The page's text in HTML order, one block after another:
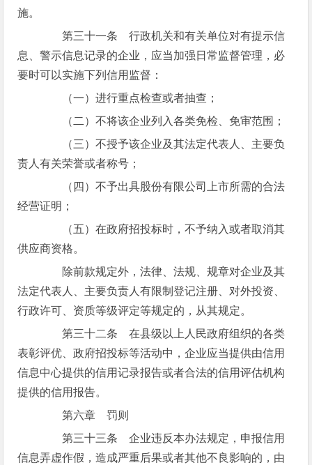
施。
第三十一条 行政机关和有关单位对有提示信
息、警示信息记录的企业，应当加强日常监督管理，必
要时可以实施下列信用监督：
（一）进行重点检查或者抽查；
（二）不将该企业列入各类免检、免审范围；
（三）不授予该企业及其法定代表人、主要负
责人有关荣誉或者称号；
（四）不予出具股份有限公司上市所需的合法
经营证明；
（五）在政府招投标时，不予纳入或者取消其
供应商资格。
除前款规定外，法律、法规、规章对企业及其
法定代表人、主要负责人有限制登记注册、对外投资、
行政许可、资质等级评定等规定的，从其规定。
第三十二条 在县级以上人民政府组织的各类
表彰评优、政府招投标等活动中，企业应当提供由信用
信息中心提供的信用记录报告或者合法的信用评估机构
提供的信用报告。
第六章 罚则
第三十三条 企业违反本办法规定，申报信用
信息弄虚作假，造成严重后果或者其他不良影响的，由